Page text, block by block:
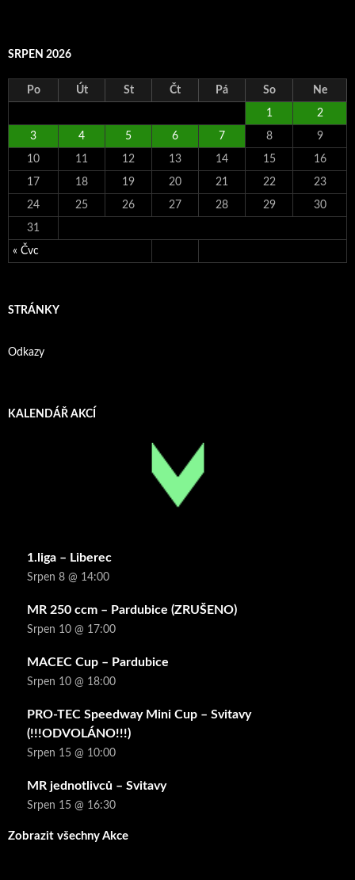
SRPEN 2026
Po Út St Čt Pá So Ne
« Čvc
1 2
3 4 5 6 7 8 9
10 11 12 13 14 15 16
17 18 19 20 21 22 23
24 25 26 27 28 29 30
31
STRÁNKY
Odkazy
KALENDÁŘ AKCÍ
1.liga – Liberec
Srpen 8 @ 14:00
MR 250 ccm – Pardubice (ZRUŠENO)
Srpen 10 @ 17:00
MACEC Cup – Pardubice
Srpen 10 @ 18:00
PRO-TEC Speedway Mini Cup – Svitavy
(!!!ODVOLÁNO!!!)
Srpen 15 @ 10:00
MR jednotlivců – Svitavy
Srpen 15 @ 16:30
Zobrazit všechny Akce